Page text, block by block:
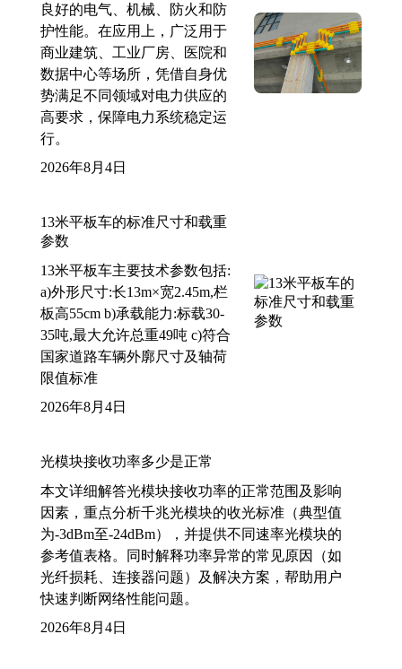
良好的电气、机械、防火和防
护性能。在应用上，广泛用于
商业建筑、工业厂房、医院和
数据中心等场所，凭借自身优
势满足不同领域对电力供应的
高要求，保障电力系统稳定运
行。
2026年8月4日
13米平板车的标准尺寸和载重
参数
13米平板车主要技术参数包括:
a)外形尺寸:长13m×宽2.45m,栏
板高55cm b)承载能力:标载30-
35吨,最大允许总重49吨 c)符合
国家道路车辆外廓尺寸及轴荷
限值标准
2026年8月4日
光模块接收功率多少是正常
本文详细解答光模块接收功率的正常范围及影响
因素，重点分析千兆光模块的收光标准（典型值
为-3dBm至-24dBm），并提供不同速率光模块的
参考值表格。同时解释功率异常的常见原因（如
光纤损耗、连接器问题）及解决方案，帮助用户
快速判断网络性能问题。
2026年8月4日